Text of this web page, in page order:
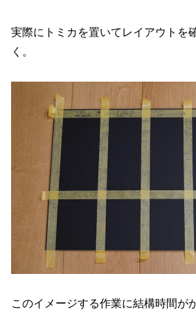
実際にトミカを置いてレイアウトを
く。
このイメージする作業に結構時間が